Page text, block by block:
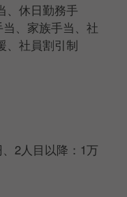
、休日勤務手
、家族手当、社
、社員割引制
2人目以降：1万